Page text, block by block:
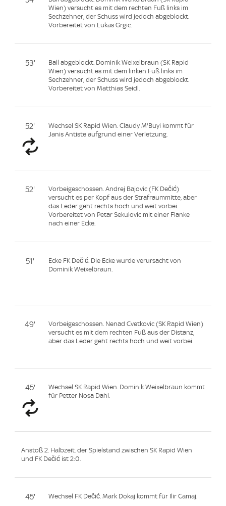
Wien) versucht es mit dem rechten Fuß links im
Sechzehner, der Schuss wird jedoch abgeblockt.
Vorbereitet von Lukas Grgic.
53'
Ball abgeblockt. Dominik Weixelbraun (SK Rapid
Wien) versucht es mit dem linken Fuß links im
Sechzehner, der Schuss wird jedoch abgeblockt.
Vorbereitet von Matthias Seidl.
52'
Wechsel SK Rapid Wien. Claudy M'Buyi kommt für
Janis Antiste aufgrund einer Verletzung.
52'
Vorbeigeschossen. Andrej Bajovic (FK Dečić)
versucht es per Kopf aus der Strafraummitte, aber
das Leder geht rechts hoch und weit vorbei.
Vorbereitet von Petar Sekulovic mit einer Flanke
nach einer Ecke.
51'
Ecke FK Dečić. Die Ecke wurde verursacht von
Dominik Weixelbraun.
49'
Vorbeigeschossen. Nenad Cvetkovic (SK Rapid Wien)
versucht es mit dem rechten Fuß aus der Distanz,
aber das Leder geht rechts hoch und weit vorbei.
45'
Wechsel SK Rapid Wien. Dominik Weixelbraun kommt
für Petter Nosa Dahl.
Anstoß 2. Halbzeit. der Spielstand zwischen SK Rapid Wien
und FK Dečić ist 2:0.
45' Wechsel FK Dečić. Mark Dokaj kommt für Ilir Camaj.